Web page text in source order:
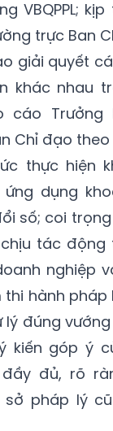
VBQPPL;
trực Ban
giải quyết
khác nhau
cáo Trưởng
Chỉ đạo
thực hiện
ứng dụng
số; coi
tác động
nghiệp
hành
lý đúng
kiến góp ý
đủ, rõ
pháp lý